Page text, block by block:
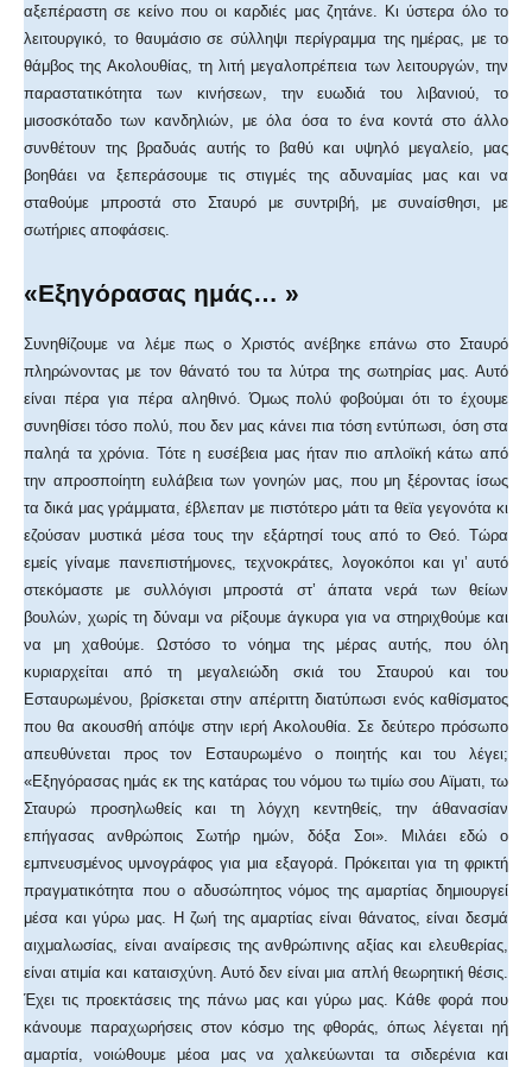
αξεπέραστη σε κείνο που οι καρδιές μας ζητάνε. Κι ύστερα όλο το
λειτουργικό, το θαυμάσιο σε σύλληψι περίγραμμα της ημέρας, με το
θάμβος της Ακολουθίας, τη λιτή μεγαλοπρέπεια των λειτουργών, την
παραστατικότητα των κινήσεων, την ευωδιά του λιβανιού, το
μισοσκόταδο των κανδηλιών, με όλα όσα το ένα κοντά στο άλλο
συνθέτουν της βραδυάς αυτής το βαθύ και υψηλό μεγαλείο, μας
βοηθάει να ξεπεράσουμε τις στιγμές της αδυναμίας μας και να
σταθούμε μπροστά στο Σταυρό με συντριβή, με συναίσθησι, με
σωτήριες αποφάσεις.
«Εξηγόρασας ημάς… »
Συνηθίζουμε να λέμε πως ο Χριστός ανέβηκε επάνω στο Σταυρό
πληρώνοντας με τον θάνατό του τα λύτρα της σωτηρίας μας. Αυτό
είναι πέρα για πέρα αληθινό. Όμως πολύ φοβούμαι ότι το έχουμε
συνηθίσει τόσο πολύ, που δεν μας κάνει πια τόση εντύπωσι, όση στα
παληά τα χρόνια. Τότε η ευσέβεια μας ήταν πιο απλοϊκή κάτω από
την απροσποίητη ευλάβεια των γονηών μας, που μη ξέροντας ίσως
τα δικά μας γράμματα, έβλεπαν με πιστότερο μάτι τα θεϊα γεγονότα κι
εζούσαν μυστικά μέσα τους την εξάρτησί τους από το Θεό. Τώρα
εμείς γίναμε πανεπιστήμονες, τεχνοκράτες, λογοκόποι και γι’ αυτό
στεκόμαστε με συλλόγισι μπροστά στ’ άπατα νερά των θείων
βουλών, χωρίς τη δύναμι να ρίξουμε άγκυρα για να στηριχθούμε και
να μη χαθούμε. Ωστόσο το νόημα της μέρας αυτής, που όλη
κυριαρχείται από τη μεγαλειώδη σκιά του Σταυρού και του
Εσταυρωμένου, βρίσκεται στην απέριττη διατύπωσι ενός καθίσματος
που θα ακουσθή απόψε στην ιερή Ακολουθία. Σε δεύτερο πρόσωπο
απευθύνεται προς τον Εσταυρωμένο ο ποιητής και του λέγει;
«Εξηγόρασας ημάς εκ της κατάρας του νόμου τω τιμίω σου Αϊματι, τω
Σταυρώ προσηλωθείς και τη λόγχη κεντηθείς, την άθανασίαν
επήγασας ανθρώποις Σωτήρ ημών, δόξα Σοι». Μιλάει εδώ ο
εμπνευσμένος υμνογράφος για μια εξαγορά. Πρόκειται για τη φρικτή
πραγματικότητα που ο αδυσώπητος νόμος της αμαρτίας δημιουργεί
μέσα και γύρω μας. Η ζωή της αμαρτίας είναι θάνατος, είναι δεσμά
αιχμαλωσίας, είναι αναίρεσις της ανθρώπινης αξίας και ελευθερίας,
είναι ατιμία και καταισχύνη. Αυτό δεν είναι μια απλή θεωρητική θέσις.
Έχει τις προεκτάσεις της πάνω μας και γύρω μας. Κάθε φορά που
κάνουμε παραχωρήσεις στον κόσμο της φθοράς, όπως λέγεται ηή
αμαρτία, νοιώθουμε μέοα μας να χαλκεύωνται τα σιδερένια και